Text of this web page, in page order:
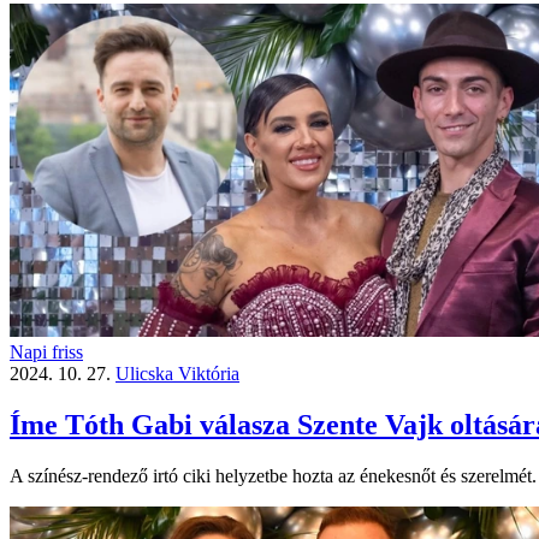
Napi friss
2024. 10. 27. Ulicska Viktória
Íme Tóth Gabi válasza Szente Vajk
A színész-rendező irtó ciki helyzetbe hozta az énekesnőt és szerelmét.